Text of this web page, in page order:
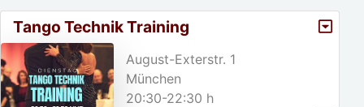
Tango Technik Training
August-Exterstr. 1
München
20:30-22:30 h